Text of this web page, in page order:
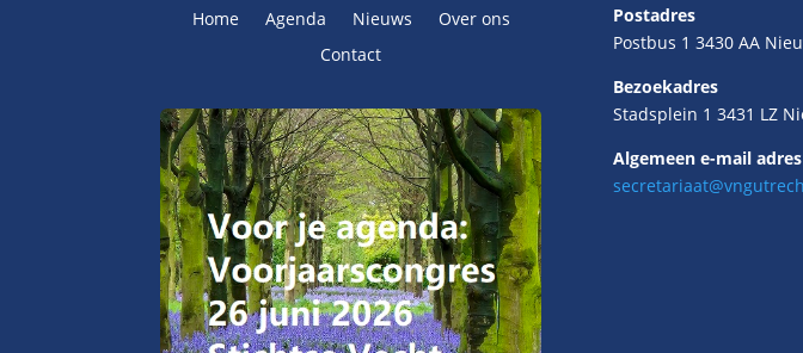
Home Agenda Nieuws
Over ons
Contact
Postadres
Postbus 1 3430 AA
Bezoekadres
Stadsplein 1 3431 LZ
Algemeen e-mail adres